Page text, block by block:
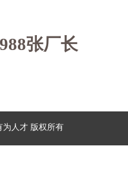
张厂长
人才 版权所有